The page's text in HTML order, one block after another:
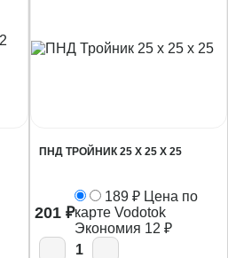
ПНД ТРОЙНИК 25 Х 25 Х 25
201 ₽
189 ₽ Цена по
карте Vodotok
Экономия 12 ₽
1